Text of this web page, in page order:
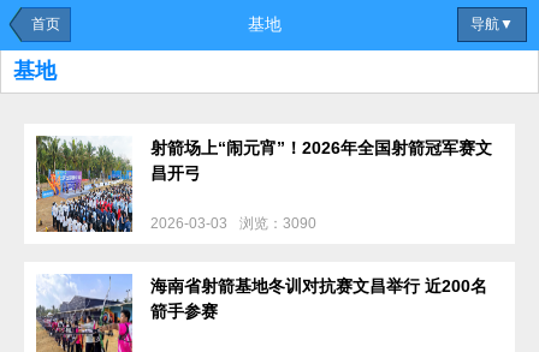
首页 导航▼
基地
基地
射箭场上“闹元宵”！2026年全国射箭冠军赛文
昌开弓
2026-03-03 浏览：3090
海南省射箭基地冬训对抗赛文昌举行 近200名
箭手参赛